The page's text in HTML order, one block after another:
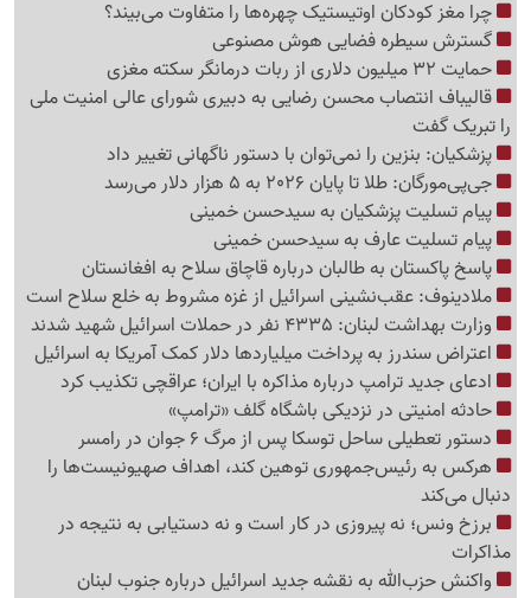
چرا مغز کودکان اوتیستیک چهره‌ها را متفاوت می‌بیند؟
گسترش سیطره فضایی هوش مصنوعی
حمایت 32 میلیون دلاری از ربات درمانگر سکته مغزی
قالیباف انتصاب محسن رضایی به دبیری شورای عالی امنیت ملی
را تبریک گفت
پزشکیان: بنزین را نمی‌توان با دستور ناگهانی تغییر داد
جی‌پی‌مورگان: طلا تا پایان 2026 به 5 هزار دلار می‌رسد
پیام تسلیت پزشکیان به سیدحسن خمینی
پیام تسلیت عارف به سیدحسن خمینی
پاسخ پاکستان به طالبان درباره قاچاق سلاح به افغانستان
ملادینوف: عقب‌نشینی اسرائیل از غزه مشروط به خلع سلاح است
وزارت بهداشت لبنان: 4335 نفر در حملات اسرائیل شهید شدند
اعتراض سندرز به پرداخت میلیاردها دلار کمک آمریکا به اسرائیل
ادعای جدید ترامپ درباره مذاکره با ایران؛ عراقچی تکذیب کرد
حادثه امنیتی در نزدیکی باشگاه گلف «ترامپ»
دستور تعطیلی ساحل توسکا پس از مرگ 6 جوان در رامسر
هرکس به رئیس‌جمهوری توهین کند، اهداف صهیونیست‌ها را
دنبال می‌کند
برزخ ونس؛ نه پیروزی در کار است و نه دستیابی به نتیجه در
مذاکرات
واکنش حزب‌الله به نقشه جدید اسرائیل درباره جنوب لبنان